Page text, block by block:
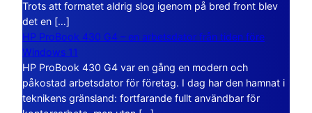
Trots att formatet aldrig slog igenom på bred front blev
det en […]
HP ProBook 430 G4 – en arbetsdator från tiden före
Windows 11
HP ProBook 430 G4 var en gång en modern och
påkostad arbetsdator för företag. I dag har den hamnat i
teknikens gränsland: fortfarande fullt användbar för